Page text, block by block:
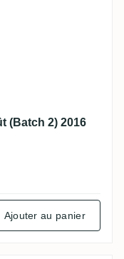
(Batch 2) 2016
Ajouter au panier